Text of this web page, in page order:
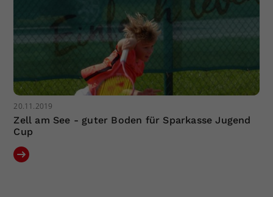
20.11.2019
Zell am See - guter Boden für Sparkasse Jugend
Cup